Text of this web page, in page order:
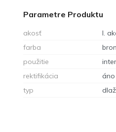
Parametre Produktu
akosť I.
farba
použitie
rektifikácia
áno
typ